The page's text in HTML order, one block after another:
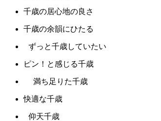
千歳の居心地の良さ
千歳の余韻にひたる
ずっと千歳していたい
ピン！と感じる千歳
満ち足りた千歳
快適な千歳
仰天千歳